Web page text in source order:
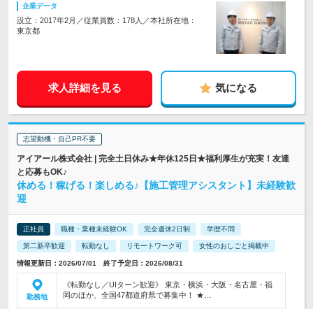
企業データ
設立：2017年2月／従業員数：178人／本社所在地：
東京都
求人詳細を見る 気になる
志望動機・自己PR不要
アイアール株式会社 | 完全土日休み★年休125日★福利厚生が充実！友達
と応募もOK♪
休める！稼げる！楽しめる♪【施工管理アシスタント】未経験歓
迎
正社員 職種・業種未経験OK 完全週休2日制 学歴不問
第二新卒歓迎 転勤なし リモートワーク可 女性のおしごと掲載中
情報更新日：2026/07/01 終了予定日：2026/08/31
勤務地
《転勤なし／UIターン歓迎》 東京・横浜・大阪・名古屋・福
岡のほか、全国47都道府県で募集中！ ★…